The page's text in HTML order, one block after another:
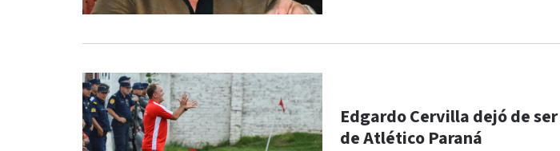
Edgardo Cervilla dejó de
de Atlético Paraná